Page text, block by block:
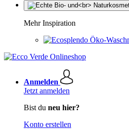
Mehr Inspiration
Öko-
Anmelden
Jetzt anmelden
Bist du neu hier?
Konto erstellen